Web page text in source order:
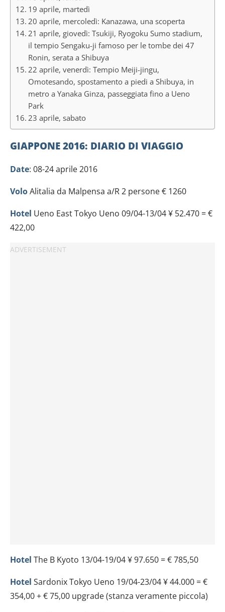
19 aprile, martedì
20 aprile, mercoledì: Kanazawa, una scoperta
21 aprile, giovedì: Tsukiji, Ryogoku Sumo stadium,
il tempio Sengaku-ji famoso per le tombe dei 47
Ronin, serata a Shibuya
22 aprile, venerdì: Tempio Meiji-jingu,
Omotesando, spostamento a piedi a Shibuya, in
metro a Yanaka Ginza, passeggiata fino a Ueno
Park
23 aprile, sabato
GIAPPONE 2016: DIARIO DI VIAGGIO
Date: 08-24 aprile 2016
VoloAlitalia da Malpensa a/R 2 persone € 1260
Hotel Ueno East Tokyo Ueno 09/04-13/04 ¥ 52.470 = €
422,00
Hotel The B Kyoto 13/04-19/04 ¥ 97.650 = € 785,50
Hotel Sardonix Tokyo Ueno 19/04-23/04 ¥ 44.000 = €
354,00 + € 75,00 upgrade (stanza veramente piccola)